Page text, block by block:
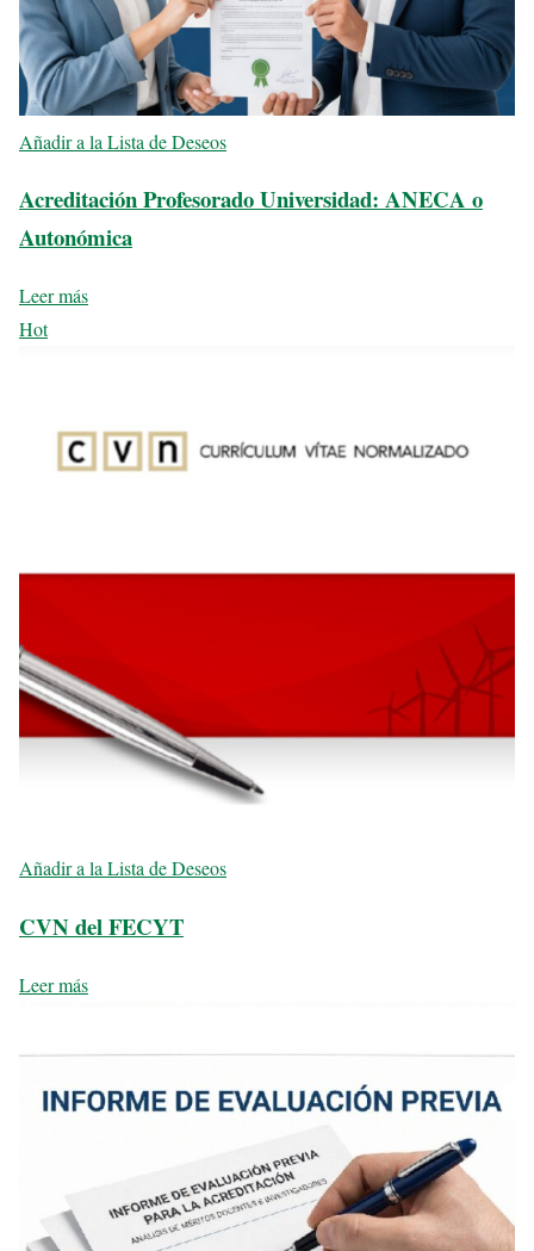
Añadir a la Lista de Deseos
Acreditación Profesorado Universidad: ANECA o
Autonómica
Leer más
Hot
Añadir a la Lista de Deseos
CVN del FECYT
Leer más